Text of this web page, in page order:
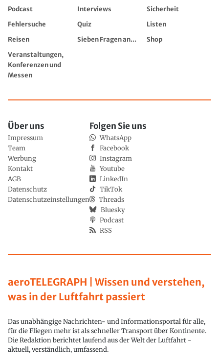
Podcast
Interviews
Sicherheit
Fehlersuche
Quiz
Listen
Reisen
Sieben Fragen an...
Shop
Veranstaltungen,
Konferenzen und
Messen
aeroTELEGRAPH | Wissen und verstehen,
was in der Luftfahrt passiert
Das unabhängige Nachrichten- und Informationsportal für alle,
für die Fliegen mehr ist als schneller Transport über Kontinente.
Die Redaktion berichtet laufend aus der Welt der Luftfahrt -
aktuell, verständlich, umfassend.
Über uns
Impressum
Team
Werbung
Kontakt
AGB
Datenschutz
Datenschutzeinstellungen
Folgen Sie uns
WhatsApp
Facebook
Instagram
Youtube
LinkedIn
TikTok
Threads
Bluesky
Podcast
RSS